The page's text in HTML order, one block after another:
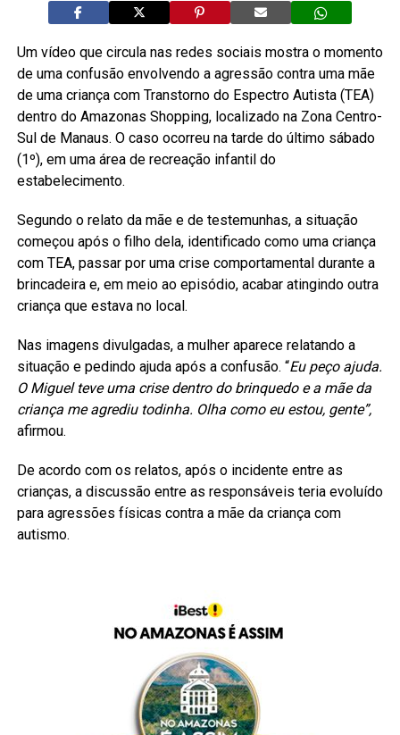
Um vídeo que circula nas redes sociais mostra o momento
de uma confusão envolvendo a agressão contra uma mãe
de uma criança com Transtorno do Espectro Autista (TEA)
dentro do Amazonas Shopping, localizado na Zona Centro-
Sul de Manaus. O caso ocorreu na tarde do último sábado
(1º), em uma área de recreação infantil do
estabelecimento.
Segundo o relato da mãe e de testemunhas, a situação
começou após o filho dela, identificado como uma criança
com TEA, passar por uma crise comportamental durante a
brincadeira e, em meio ao episódio, acabar atingindo outra
criança que estava no local.
Nas imagens divulgadas, a mulher aparece relatando a
situação e pedindo ajuda após a confusão. “Eu peço ajuda.
O Miguel teve uma crise dentro do brinquedo e a mãe da
criança me agrediu todinha. Olha como eu estou, gente”,
afirmou.
De acordo com os relatos, após o incidente entre as
crianças, a discussão entre as responsáveis teria evoluído
para agressões físicas contra a mãe da criança com
autismo.